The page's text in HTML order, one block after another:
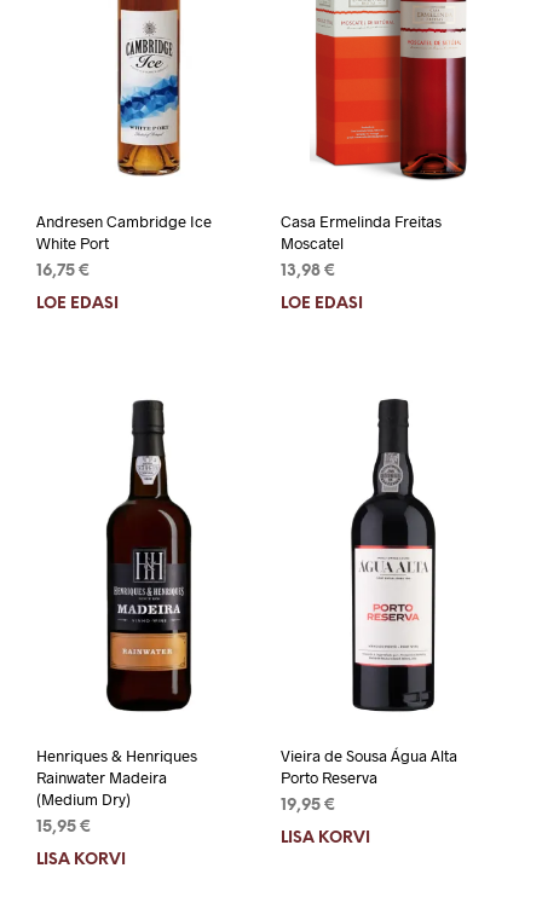
Andresen Cambridge Ice
White Port
16,75 €
LOE EDASI
Casa Ermelinda Freitas
Moscatel
13,98 €
LOE EDASI
Henriques & Henriques
Rainwater Madeira
(Medium Dry)
15,95 €
LISA KORVI
Vieira de Sousa Água Alta
Porto Reserva
19,95 €
LISA KORVI